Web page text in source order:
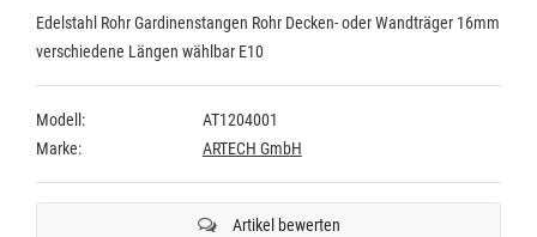
Edelstahl Rohr Gardinenstangen Rohr Decken- oder Wandträger 16mm
verschiedene Längen wählbar E10
Modell:
AT1204001
Marke:
ARTECH GmbH
Artikel bewerten